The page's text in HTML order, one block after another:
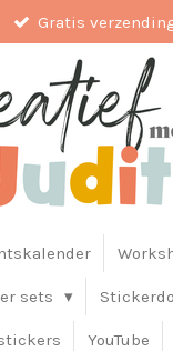
Gratis
sets
YouTube